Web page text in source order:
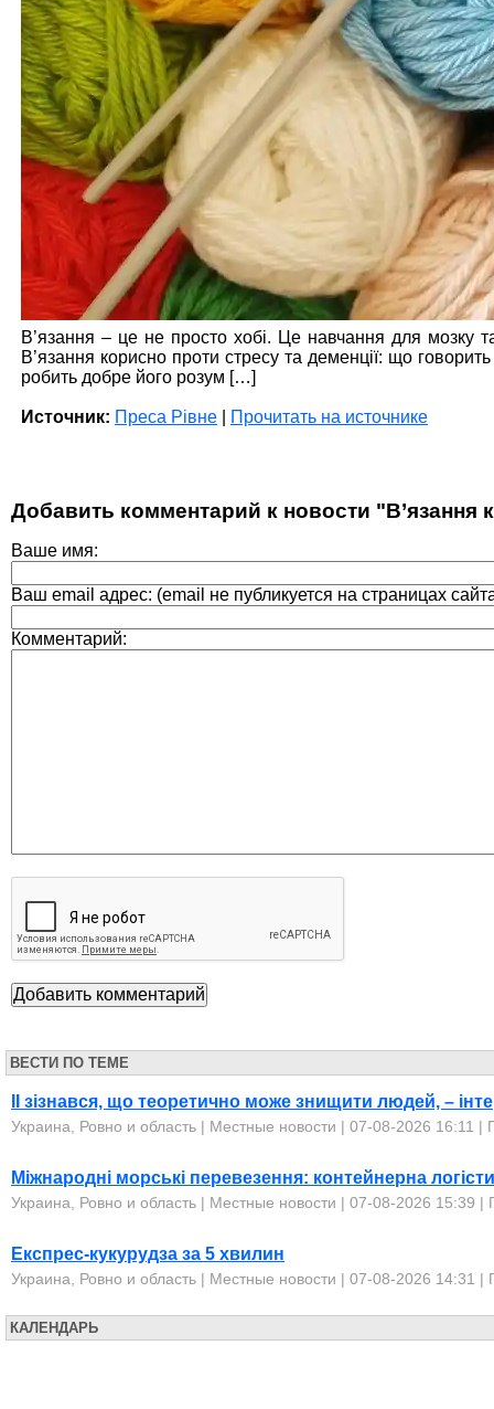
В’язання – це не просто хобі. Це навчання для мозку
В’язання корисно проти стресу та деменції: що
робить добре його розум […]
Источник: Преса Рівне Прочитать на источнике
Добавить комментарий к новости "В’язання
Ваше имя:
Ваш email адрес: (email не публикуется на страницах
Комментарий:
ВЕСТИ ПО ТЕМЕ
ІІ зізнався, що теоретично може знищити людей, –
Украина, Ровно и область | Местные новости | 07-08-2026 16:11 |
Міжнародні морські перевезення: контейнерна
Украина, Ровно и область | Местные новости | 07-08-2026 15:39 |
Експрес-кукурудза за 5 хвилин
Украина, Ровно и область | Местные новости | 07-08-2026 14:31 |
КАЛЕНДАРЬ